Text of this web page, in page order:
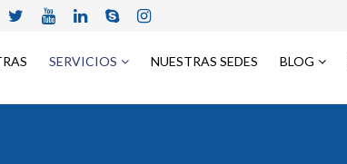
SERVICIOS NUESTRAS SEDES BLOG